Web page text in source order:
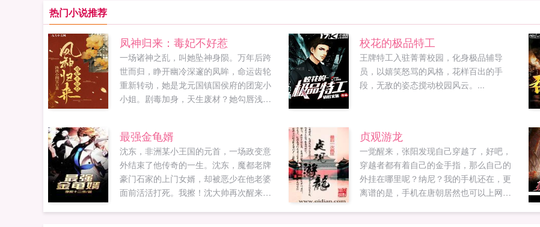
热门小说推荐
凤神归来：毒妃不好惹
一场诸神之乱，叫她坠神身陨。万年后跨
世而归，睁开幽冷深邃的凤眸，命运齿轮
重新转动，她是龙元国镇国侯府的团宠小
小姐。剧毒加身，天生废材？她勾唇浅
这个跟在身边把她宠到天上的男人，到底
的什么情况？殿下，月小姐把丞相公子打
了！派玄影卫将人拿下...
校花的极品特工
王牌特工入驻菁菁校园，化身极品辅导
员，以嬉笑怒骂的风格，花样百出的手
段，无敌的姿态搅动校园风云。...
最强金龟婿
沈东，非洲某小王国的元首，一场政变意
外结束了他传奇的一生。沈东，魔都老牌
豪门石家的上门女婿，却被恶少在他老婆
面前活活打死。我擦！沈大帅再次醒来，
贞观游龙
一觉醒来，张阳发现自己穿越了，好吧，
穿越者都有着自己的金手指，那么自己的
外挂在哪里呢？纳尼？我的手机还在，更
离谱的是，手机在唐朝居然也可以上网！